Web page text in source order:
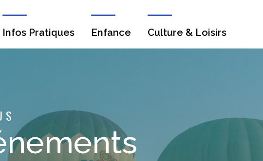
Infos Pratiques Enfance Culture & Loisirs